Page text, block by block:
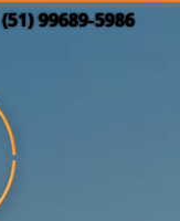
(51) 99689-5986